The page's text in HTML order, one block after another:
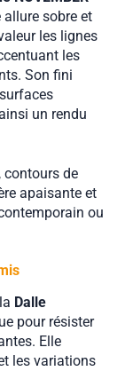
sobre et
les lignes
les
Son fini
un rendu
contours de
apaisante et
ou
Dalle
pour résister
Elle
les variations